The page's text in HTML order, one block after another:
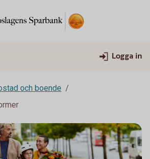
Logga in
och boende